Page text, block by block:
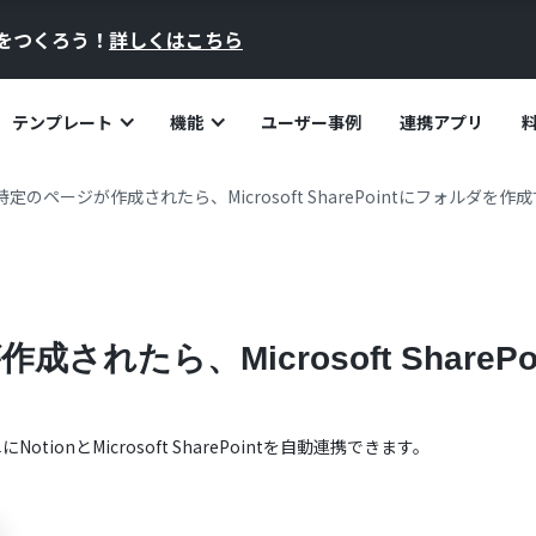
つくろう！ 詳しくはこちら
テンプレート 機能 ユーザー事例 連携アプリ
のページが作成されたら、Microsoft SharePointにフォルダを作成
成されたら、Microsoft
NotionとMicrosoft SharePointを自動連携できます。